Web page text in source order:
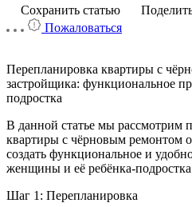
Сохранить статью
Пожаловаться
Перепланировка квартиры с
застройщика: функциональное
подростка
В данной статье мы рассмотрим
квартиры с чёрновым ремонтом
создать функциональное и
женщины и её ребёнка-
Шаг 1: Перепланировка